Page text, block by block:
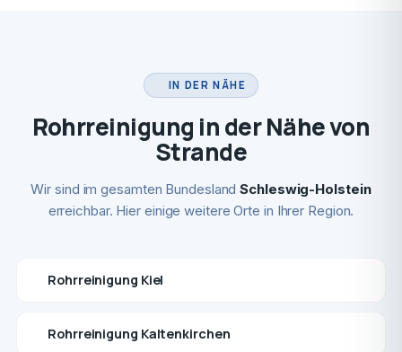
IN DER NÄHE
Rohrreinigung in der Nähe von
Strande
Wir sind im gesamten BundeslandSchleswig-Holstein
erreichbar. Hier einige weitere Orte in Ihrer Region.
Rohrreinigung Kiel
Rohrreinigung Kaltenkirchen